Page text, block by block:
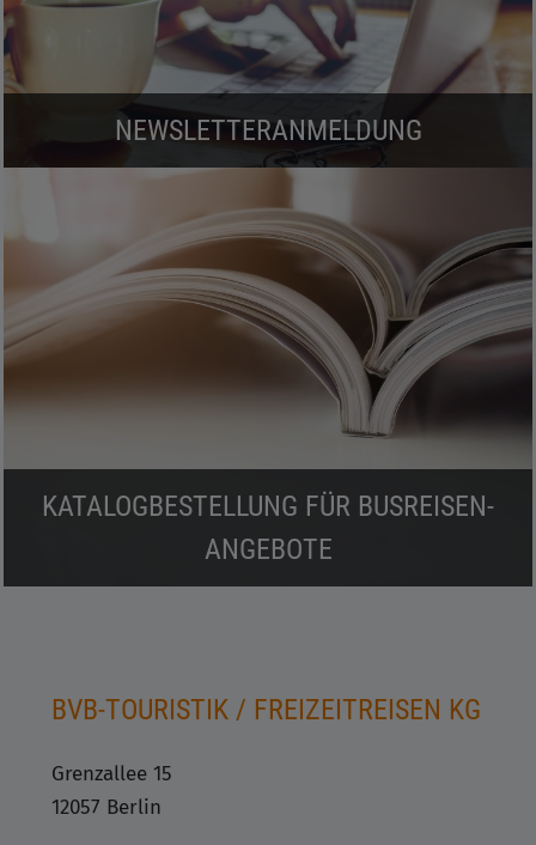
NEWSLETTERANMELDUNG
KATALOGBESTELLUNG FÜR BUSREISEN-
ANGEBOTE
BVB-TOURISTIK / FREIZEITREISEN KG
Grenzallee 15
12057 Berlin